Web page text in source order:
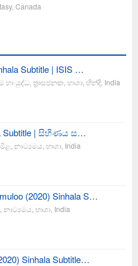
, Canada
Subtitle | ISIS …
හා යුද්ධ ත්‍රාසජනක භාශා හින්දි India
Subtitle | සිහිණය ස…
නාට්‍යමය භාශා India
(2020) Sinhala S…
නාට්‍යමය භාශා India
Sinhala Subtitle…